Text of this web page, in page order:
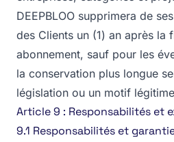
DEEPBLOO supprimera de
des Clients un (1) an après la
abonnement, sauf pour les
la conservation plus longue
législation ou un motif
Article 9 : Responsabilités et
9.1 Responsabilités et